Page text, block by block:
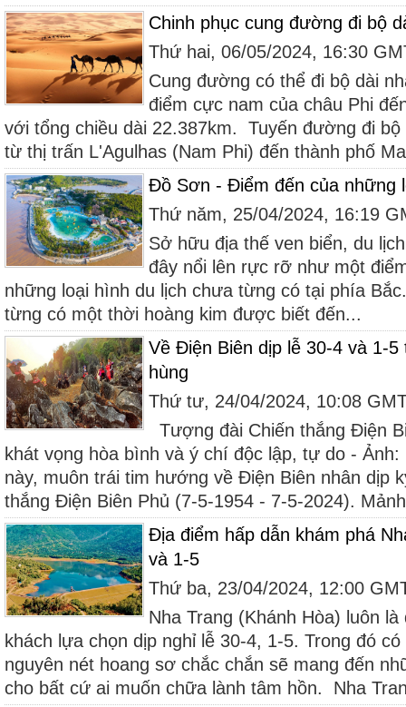
Chinh phục cung đường đi bộ
Thứ hai, 06/05/2024, 16:30
Cung đường có thể đi bộ dài
điểm cực nam của châu Phi
với tổng chiều dài 22.387km. Tuyến đường đi
từ thị trấn L'Agulhas (Nam Phi) đến thành phố
Đồ Sơn - Điểm đến của những
Thứ năm, 25/04/2024, 16:19
Sở hữu địa thế ven biển, du
đây nổi lên rực rỡ như một
những loại hình du lịch chưa từng có tại phía
từng có một thời hoàng kim được biết đến...
Về Điện Biên dịp lễ 30-4 và 1-
hùng
Thứ tư, 24/04/2024, 10:08
Tượng đài Chiến thắng Điện
khát vọng hòa bình và ý chí độc lập, tự do -
này, muôn trái tim hướng về Điện Biên nhân dịp
thắng Điện Biên Phủ (7-5-1954 - 7-5-2024).
Địa điểm hấp dẫn khám phá
và 1-5
Thứ ba, 23/04/2024, 12:00
Nha Trang (Khánh Hòa) luôn
khách lựa chọn dịp nghỉ lễ 30-4, 1-5. Trong đó
nguyên nét hoang sơ chắc chắn sẽ mang đến
cho bất cứ ai muốn chữa lành tâm hồn. Nha